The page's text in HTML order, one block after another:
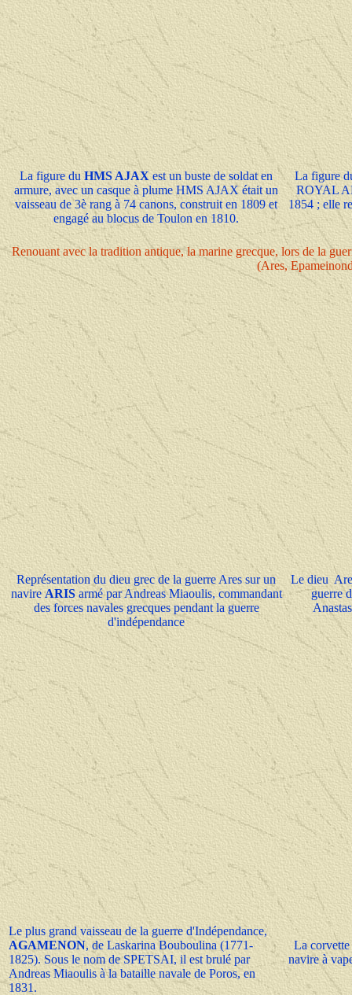
La figure duHMS AJAXest un buste de soldat en
armure, avec un casque à plume HMS AJAX était un
vaisseau de 3è rang à 74 canons, construit en 1809 et
engagé au blocus de Toulon en 1810.
La figure
ROYAL
1854 ; elle
Renouant avec la tradition antique, la marine grecque, lors de la
(Ares,
Représentation du dieu grec de la guerre Ares sur un
navireARISarmé par Andreas Miaoulis, commandant
des forces navales grecques pendant la guerre
d'indépendance
Le dieu
guerre
Le plus grand vaisseau de la guerre d'Indépendance,
AGAMENON, de Laskarina Bouboulina (1771-
1825). Sous le nom de SPETSAI, il est brulé par
Andreas Miaoulis à la bataille navale de Poros, en
1831.
La corvette
navire à